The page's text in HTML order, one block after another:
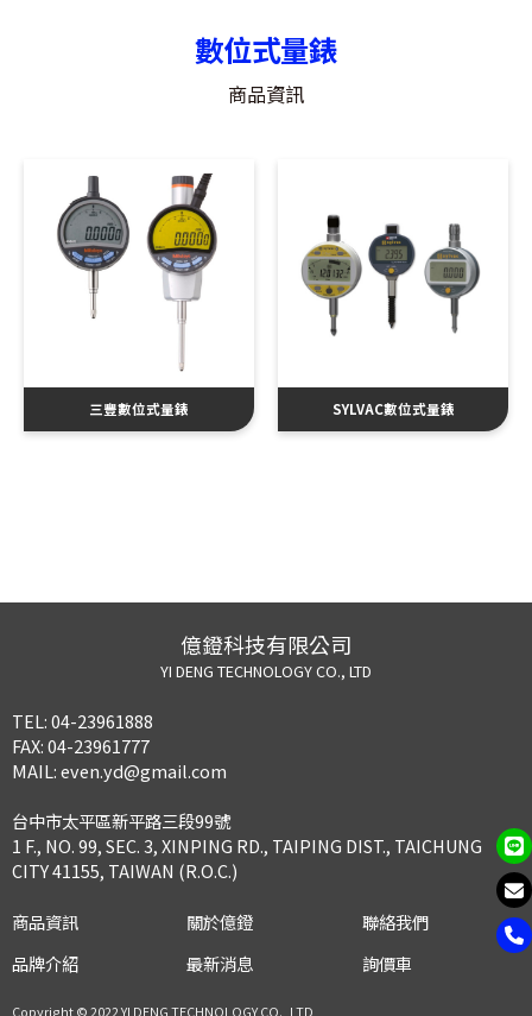
數位式量錶
商品資訊
三豐數位式量錶 SYLVAC數位式量錶
億鐙科技有限公司
YI DENG TECHNOLOGY CO., LTD
TEL:04-23961888
FAX:04-23961777
MAIL:even.yd@gmail.com
台中市太平區新平路三段99號
1 F., NO. 99, SEC. 3, XINPING RD., TAIPING DIST., TAICHUNG
CITY 41155, TAIWAN (R.O.C.)
商品資訊
品牌介紹
關於億鐙
最新消息
聯絡我們
詢價車
Copyright © 2022 YI DENG TECHNOLOGY CO., LTD